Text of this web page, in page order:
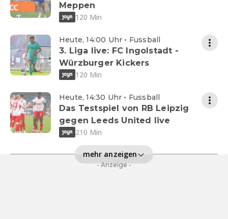
Meppen
120 Min
Heute, 14:00 Uhr • Fussball
3. Liga live: FC Ingolstadt -
Würzburger Kickers
120 Min
Heute, 14:30 Uhr • Fussball
Das Testspiel von RB Leipzig
gegen Leeds United live
210 Min
mehr anzeigen
- Anzeige -